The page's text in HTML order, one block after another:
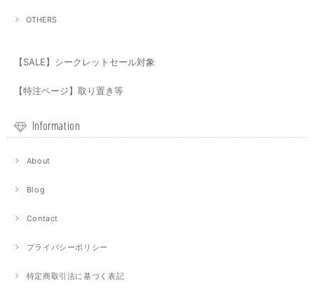
OTHERS
【SALE】シークレットセール対象
【特注ページ】取り置き等
Information
About
Blog
Contact
プライバシーポリシー
特定商取引法に基づく表記